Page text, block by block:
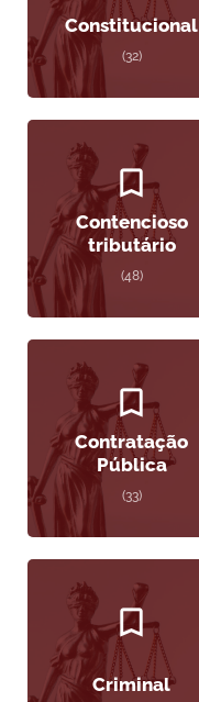
Constitucional
(32)
Contencioso
tributário
(48)
Contratação
Pública
(33)
Criminal